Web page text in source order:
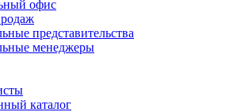
офис
представительства
менеджеры
каталог